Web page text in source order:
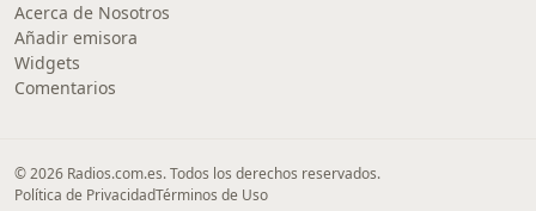
Acerca de Nosotros
Añadir emisora
Widgets
Comentarios
© 2026 Radios.com.es. Todos los derechos reservados.
Política de PrivacidadTérminos de Uso